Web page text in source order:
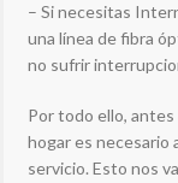
– Si necesitas
una línea de fibra
no sufrir
Por todo ello,
hogar es necesario
servicio. Esto nos